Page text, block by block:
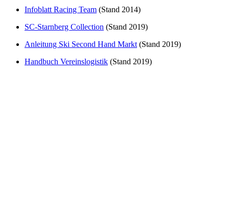
Infoblatt Racing Team (Stand 2014)
SC-Starnberg Collection (Stand 2019)
Anleitung Ski Second Hand Markt (Stand 2019)
Handbuch Vereinslogistik (Stand 2019)